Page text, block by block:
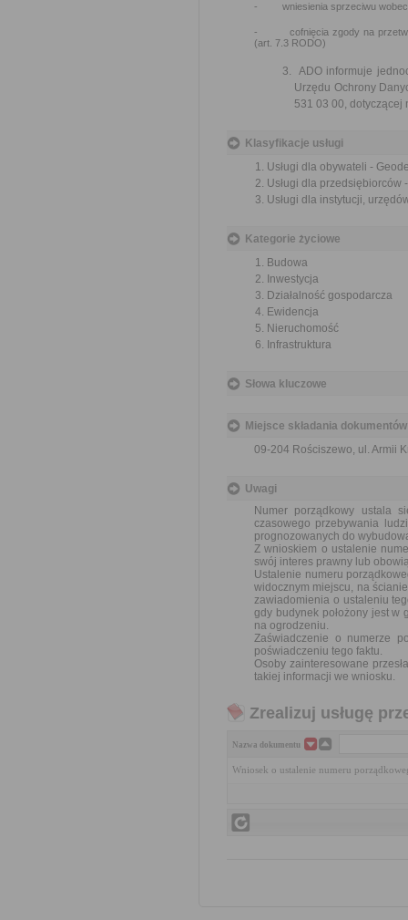
- wniesienia sprzeciwu wobec
- cofnięcia zgody na
(art. 7.3 RODO)
ADO informuje
Urzędu Ochrony
531 03 00, dotyczącej
Klasyfikacje usługi
Usługi dla obywateli -
Usługi dla
Usługi dla instytucji,
Kategorie życiowe
Budowa
Inwestycja
Działalność gospodarcza
Ewidencja
Nieruchomość
Infrastruktura
Słowa kluczowe
Miejsce składania dokumentów
09-204 Rościszewo, ul. Armii
Uwagi
Numer porządkowy ustala
czasowego przebywania
prognozowanych do
Z wnioskiem o ustalenie
swój interes prawny lub
Ustalenie numeru
widocznym miejscu, na
zawiadomienia o ustaleniu
gdy budynek położony jest w
na ogrodzeniu.
Zaświadczenie o numerze
poświadczeniu tego faktu.
Osoby zainteresowane
takiej informacji we wniosku.
Zrealizuj usługę
Nazwa dokumentu
Wniosek o ustalenie numeru